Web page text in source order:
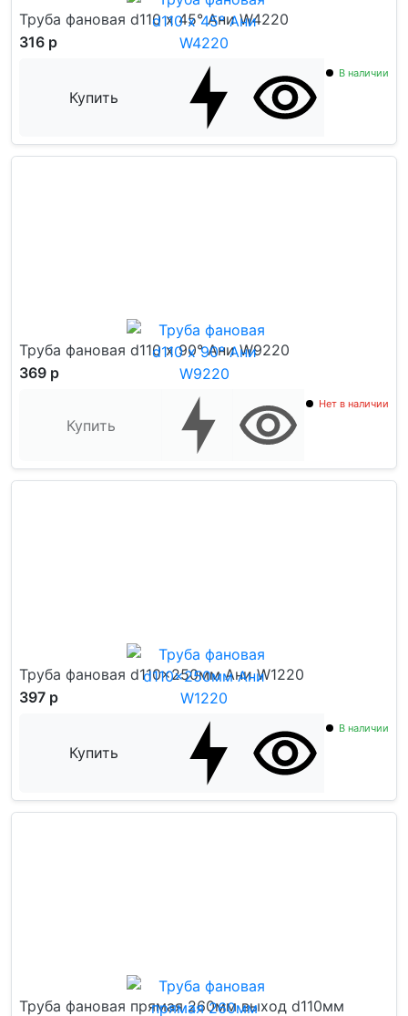
Труба фановая d110 х 45° Ани W4220
316 р
Купить
В наличии
Труба фановая d110 х 90° Ани W9220
369 р
Купить
Нет в наличии
Труба фановая d110x250мм Ани W1220
397 р
Купить
В наличии
Труба фановая прямая 260мм выход d110мм